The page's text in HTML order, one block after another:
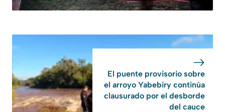
El puente provisorio sobre
el arroyo Yabebiry continúa
clausurado por el desborde
del cauce